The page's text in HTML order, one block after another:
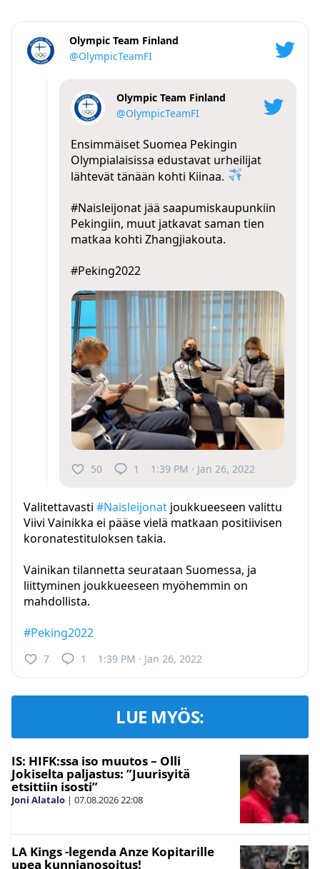
Olympic Team Finland
@OlympicTeamFI
Olympic Team Finland
@OlympicTeamFI
Ensimmäiset Suomea Pekingin
Olympialaisissa edustavat urheilijat
lähtevät tänään kohti Kiinaa.
#Naisleijonat jää saapumiskaupunkiin
Pekingiin, muut jatkavat saman tien
matkaa kohti Zhangjiakouta.
#Peking2022
50 1 1:39 PM · Jan 26, 2022
Valitettavasti #Naisleijonat joukkueeseen valittu
Viivi Vainikka ei pääse vielä matkaan positiivisen
koronatestituloksen takia.
Vainikan tilannetta seurataan Suomessa, ja
liittyminen joukkueeseen myöhemmin on
mahdollista.
#Peking2022
7 1 1:39 PM · Jan 26, 2022
LUE MYÖS:
IS: HIFK:ssa iso muutos – Olli
Jokiselta paljastus: ”Juurisyitä
etsittiin isosti”
Joni Alatalo | 07.08.202622:08
LA Kings -legenda Anze Kopitarille
upea kunnianosoitus!